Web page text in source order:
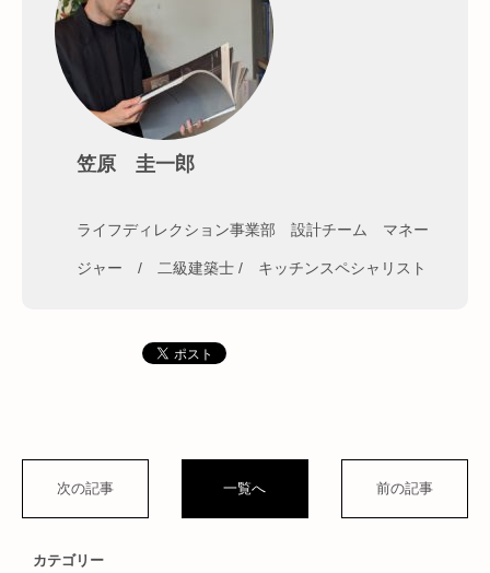
笠原 圭一郎
ライフディレクション事業部 設計チーム マネー
ジャー / 二級建築士 / キッチンスペシャリスト
次の記事 一覧へ 前の記事
カテゴリー